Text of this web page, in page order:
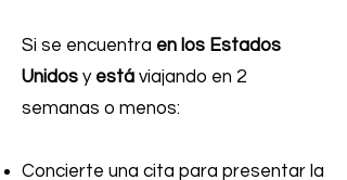
Si se encuentra en los Estados
Unidos y está viajando en 2
semanas o menos:
Concierte una cita para presentar la